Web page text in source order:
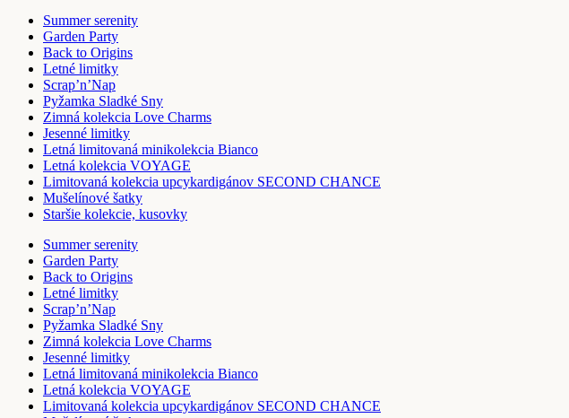
Summer serenity
Garden Party
Back to Origins
Letné limitky
Scrap’n’Nap
Pyžamka Sladké Sny
Zimná kolekcia Love Charms
Jesenné limitky
Letná limitovaná minikolekcia Bianco
Letná kolekcia VOYAGE
Limitovaná kolekcia upcykardigánov SECOND CHANCE
Mušelínové šatky
Staršie kolekcie, kusovky
Summer serenity
Garden Party
Back to Origins
Letné limitky
Scrap’n’Nap
Pyžamka Sladké Sny
Zimná kolekcia Love Charms
Jesenné limitky
Letná limitovaná minikolekcia Bianco
Letná kolekcia VOYAGE
Limitovaná kolekcia upcykardigánov SECOND CHANCE